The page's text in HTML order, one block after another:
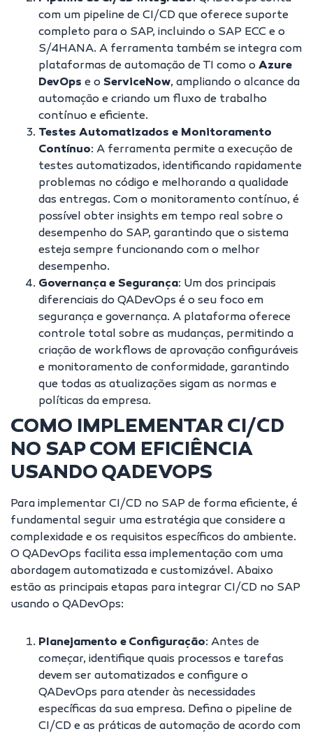
com um pipeline de CI/CD que oferece suporte
completo para o SAP, incluindo o SAP ECC e o
S/4HANA. A ferramenta também se integra com
plataformas de automação de TI como o Azure
DevOps e o ServiceNow, ampliando o alcance da
automação e criando um fluxo de trabalho
contínuo e eficiente.
Testes Automatizados e Monitoramento
Contínuo: A ferramenta permite a execução de
testes automatizados, identificando rapidamente
problemas no código e melhorando a qualidade
das entregas. Com o monitoramento contínuo, é
possível obter insights em tempo real sobre o
desempenho do SAP, garantindo que o sistema
esteja sempre funcionando com o melhor
desempenho.
Governança e Segurança: Um dos principais
diferenciais do QADevOps é o seu foco em
segurança e governança. A plataforma oferece
controle total sobre as mudanças, permitindo a
criação de workflows de aprovação configuráveis
e monitoramento de conformidade, garantindo
que todas as atualizações sigam as normas e
políticas da empresa.
COMO IMPLEMENTAR CI/CD
NO SAP COM EFICIÊNCIA
USANDO QADEVOPS
Para implementar CI/CD no SAP de forma eficiente, é
fundamental seguir uma estratégia que considere a
complexidade e os requisitos específicos do ambiente.
O QADevOps facilita essa implementação com uma
abordagem automatizada e customizável. Abaixo
estão as principais etapas para integrar CI/CD no SAP
usando o QADevOps:
Planejamento e Configuração: Antes de
começar, identifique quais processos e tarefas
devem ser automatizados e configure o
QADevOps para atender às necessidades
específicas da sua empresa. Defina o pipeline de
CI/CD e as práticas de automação de acordo com